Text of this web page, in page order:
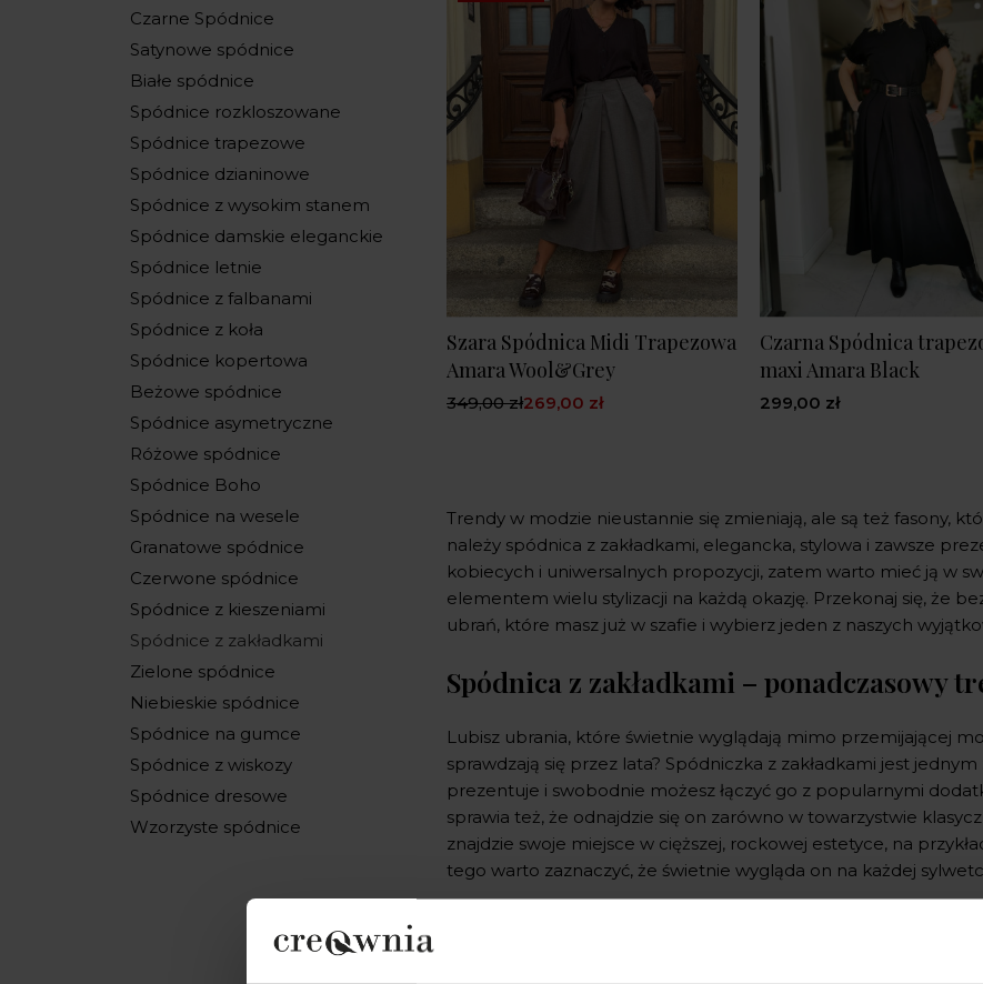
Czarne Spódnice
Satynowe spódnice
Białe spódnice
Spódnice rozkloszowane
Spódnice trapezowe
Spódnice dzianinowe
Spódnice z wysokim stanem
Spódnice damskie eleganckie
Spódnice letnie
Spódnice z falbanami
Spódnice z koła
Spódnice kopertowa
Beżowe spódnice
Spódnice asymetryczne
Różowe spódnice
Spódnice Boho
Spódnice na wesele
Granatowe spódnice
Czerwone spódnice
Spódnice z kieszeniami
Spódnice z zakładkami
Zielone spódnice
Niebieskie spódnice
Spódnice na gumce
Spódnice z wiskozy
Spódnice dresowe
Wzorzyste spódnice
Szara Spódnica Midi Trapezowa
Amara Wool&Grey
349,00 zł269,00 zł
Czarna Spódnica
maxi Amara Black
299,00 zł
Trendy w modzie nieustannie się zmieniają, ale są też fasony,
należy spódnica z zakładkami, elegancka, stylowa i zawsze
kobiecych i uniwersalnych propozycji, zatem warto mieć ją w
elementem wielu stylizacji na każdą okazję. Przekonaj się, że
ubrań, które masz już w szafie i wybierz jeden z naszych
Spódnica z zakładkami – ponadczasowy
Lubisz ubrania, które świetnie wyglądają mimo przemijającej
sprawdzają się przez lata? Spódniczka z zakładkami jest
prezentuje i swobodnie możesz łączyć go z popularnymi
sprawia też, że odnajdzie się on zarówno w towarzystwie
znajdzie swoje miejsce w cięższej, rockowej estetyce, na
tego warto zaznaczyć, że świetnie wygląda on na każdej